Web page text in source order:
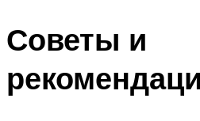
Советы и